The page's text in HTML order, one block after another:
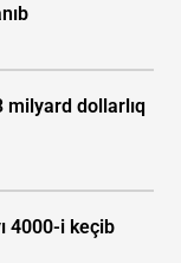
milyard dollarlıq
4000-i keçib